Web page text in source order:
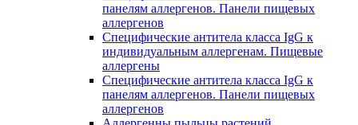
панелям аллергенов. Панели пищевых
аллергенов
Специфические антитела класса IgG к
индивидуальным аллергенам. Пищевые
аллергены
Специфические антитела класса IgG к
панелям аллергенов. Панели пищевых
аллергенов